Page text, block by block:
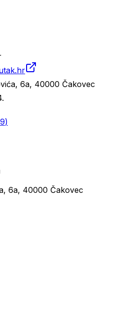
6a, 40000 Čakovec
)
6a, 40000 Čakovec